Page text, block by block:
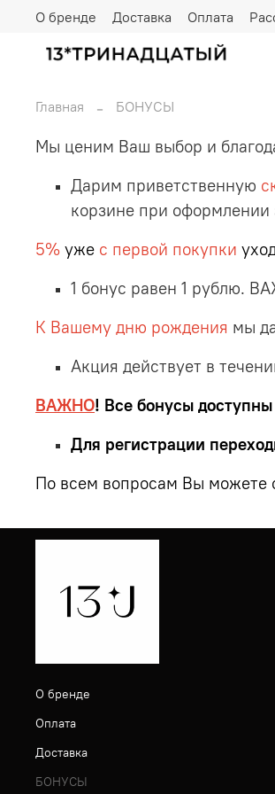
О бренде Доставка Оплата
Главная БОНУСЫ
Мы ценим Ваш выбор и
Дарим приветственную
корзине при оформлении
5% уже с первой покупки
1 бонус равен 1 рублю.
К Вашему дню рождения мы
Акция действует в
ВАЖНО! Все бонусы
Для регистрации
По всем вопросам Вы можете
О бренде
Оплата
Доставка
БОНУСЫ